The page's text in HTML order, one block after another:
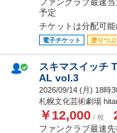
ファンクラブ最速
予定
チケットは分配可
電子チケット 塗りつ
スキマスイッチ
AL vol.3
2026/09/14 (月) 18時
札幌文化芸術劇場
￥12,000 / 枚
ファンクラブ最速